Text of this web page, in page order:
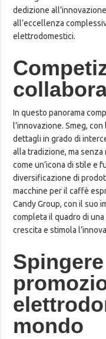
dedizione
all’eccellenza
elettrodomestici.
In questo panorama
l’innovazione. Smeg,
dettagli in grado di
alla tradizione, ma senza
come un’icona di stile e
diversificazione di
macchine per il caffè
Candy Group, con il suo
completa il quadro di
crescita e stimola
mondo